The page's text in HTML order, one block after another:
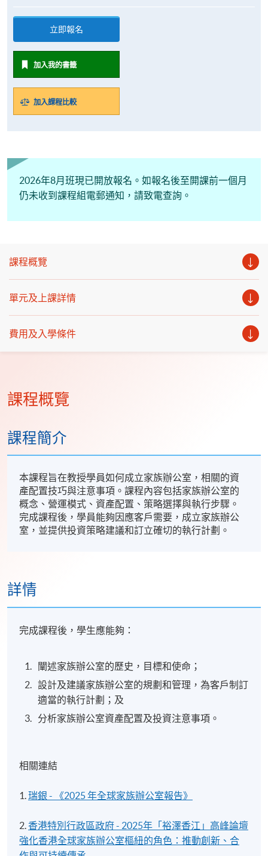
立即報名
加入我的書籤
加入課程比較
2026年8月班現已閞放報名。如報名後至閞課前一個月
仍未收到課程組電郵通知，請致電查詢。
課程概覽
單元及上課詳情
費用及入學條件
課程概覽
課程簡介
本課程旨在教授學員如何成立家族辦公室，相關的資
產配置技巧與注意事項。課程內容包括家族辦公室的
概念、營運模式、資產配置、策略選擇與執行步驟。
完成課程後，學員能夠因應客戶需要，成立家族辦公
室，並提供投資策略建議和訂立確切的執行計劃。
詳情
完成課程後，學生應能夠：
闡述家族辦公室的歷史，目標和使命；
設計及建議家族辦公室的規劃和管理，為客戶制訂
適當的執行計劃；及
分析家族辦公室資產配置及投資注意事項。
相關連結
1.瑞銀 - 《2025 年全球家族辦公室報告》
2.香港特別行政區政府 - 2025年「裕澤香江」高峰論壇
強化香港全球家族辦公室樞紐的角色：推動創新、合